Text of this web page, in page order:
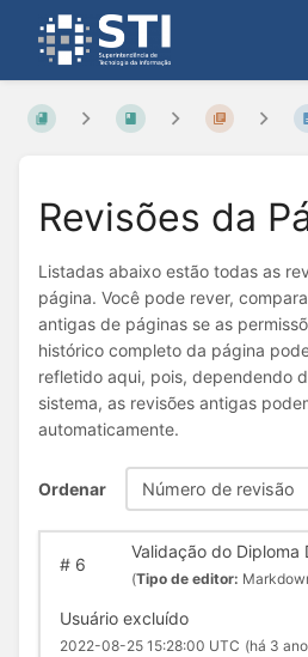
Revisões da
Listadas abaixo estão todas as
página. Você pode rever,
antigas de páginas se as
histórico completo da página
refletido aqui, pois, dependendo
sistema, as revisões antigas
automaticamente.
Ordenar Número de revisão
#6
Validação do Diploma
(Tipo de editor:
Usuário excluído
2022-08-25 15:28:00 UTC (há 3